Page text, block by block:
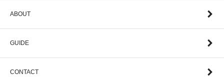
ABOUT
GUIDE
CONTACT